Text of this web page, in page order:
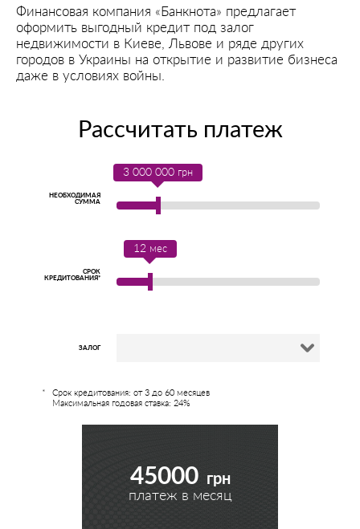
Финансовая компания «Банкнота» предлагает
оформить выгодный кредит под залог
недвижимости в Киеве, Львове и ряде других
городов в Украины на открытие и развитие бизнеса
даже в условиях войны.
Рассчитать платеж
НЕОБХОДИМАЯ
СУММА
3 000 000 грн
СРОК
КРЕДИТОВАНИЯ*
12 мес
ЗАЛОГ
Срок кредитования: от 3 до 60 месяцев
Максимальная годовая ставка: 24%
45000 грн
платеж в месяц